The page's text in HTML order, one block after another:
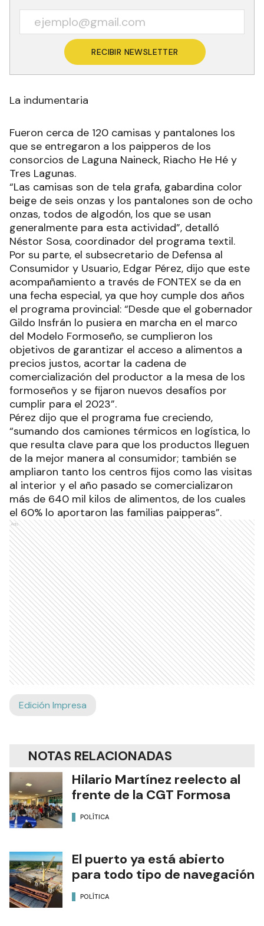
RECIBIR NEWSLETTER
La indumentaria
Fueron cerca de 120 camisas y pantalones los
que se entregaron a los paipperos de los
consorcios de Laguna Naineck, Riacho He Hé y
Tres Lagunas.
“Las camisas son de tela grafa, gabardina color
beige de seis onzas y los pantalones son de ocho
onzas, todos de algodón, los que se usan
generalmente para esta actividad”, detalló
Néstor Sosa, coordinador del programa textil.
Por su parte, el subsecretario de Defensa al
Consumidor y Usuario, Edgar Pérez, dijo que este
acompañamiento a través de FONTEX se da en
una fecha especial, ya que hoy cumple dos años
el programa provincial: “Desde que el gobernador
Gildo Insfrán lo pusiera en marcha en el marco
del Modelo Formoseño, se cumplieron los
objetivos de garantizar el acceso a alimentos a
precios justos, acortar la cadena de
comercialización del productor a la mesa de los
formoseños y se fijaron nuevos desafíos por
cumplir para el 2023”.
Pérez dijo que el programa fue creciendo,
“sumando dos camiones térmicos en logística, lo
que resulta clave para que los productos lleguen
de la mejor manera al consumidor; también se
ampliaron tanto los centros fijos como las visitas
al interior y el año pasado se comercializaron
más de 640 mil kilos de alimentos, de los cuales
el 60% lo aportaron las familias paipperas”.
Ads
Edición Impresa
NOTAS RELACIONADAS
Hilario Martínez reelecto al
frente de la CGT Formosa
POLÍTICA
El puerto ya está abierto
para todo tipo de navegación
POLÍTICA